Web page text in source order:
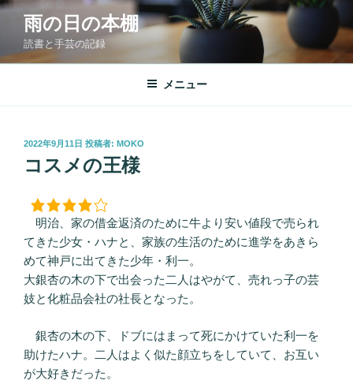
コ
ン
へ
雨の日の本棚
読書と手芸の記録
メニュー
投
日:
2022年9月11日 投稿者: MOKO
コスメの王様
明治、家の借金返済のために牛より安い値段で売られ
てきた少女・ハナと、家族の生活のために進学をあきら
めて神戸に出てきた少年・利一。
大銀杏の木の下で出会った二人はやがて、売れっ子の芸
妓と化粧品会社の社長となった。
銀杏の木の下、ドブにはまって死にかけていた利一を
助けたハナ。二人はよく似た顔立ちをしていて、お互い
が大好きだった。